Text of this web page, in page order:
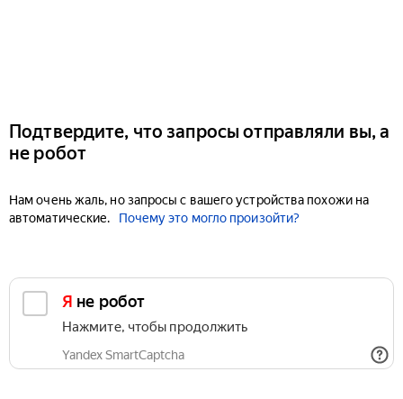
Подтвердите, что запросы отправляли вы, а
не робот
Нам очень жаль, но запросы с вашего устройства похожи на
автоматические.
Почему это могло произойти?
Я не робот
Нажмите, чтобы продолжить
Yandex SmartCaptcha